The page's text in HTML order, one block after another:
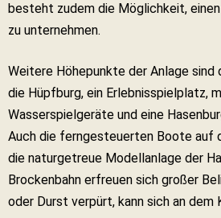
besteht zudem die Möglichkeit,
zu unternehmen.
Weitere Höhepunkte der Anlage sind
die Hüpfburg, ein Erlebnisspielplatz,
Wasserspielgeräte und eine
Auch die ferngesteuerten Boote auf
die naturgetreue Modellanlage der
Brockenbahn erfreuen sich großer
oder Durst verpürt, kann sich an dem